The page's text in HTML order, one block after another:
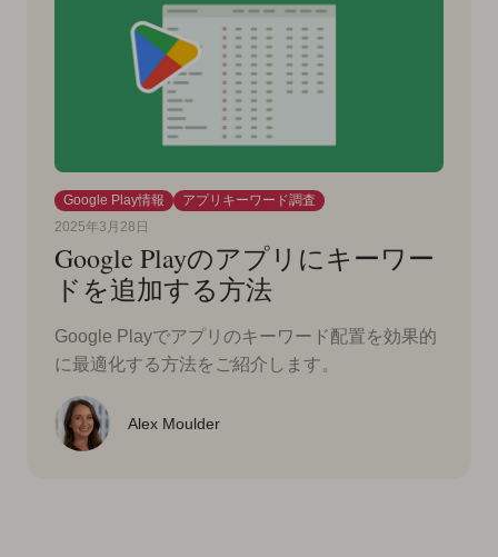
Google Play情報
アプリキーワード調査
2025年3月28日
Google Playのアプリにキーワー
ドを追加する方法
Google Playでアプリのキーワード配置を効果的
に最適化する方法をご紹介します。
Alex Moulder